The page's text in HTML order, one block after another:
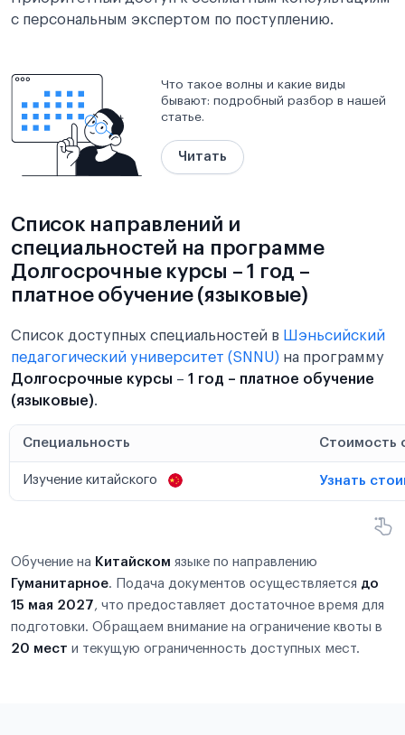
с персональным экспертом по поступлению.
Что такое волны и какие виды
бывают: подробный разбор в нашей
статье.
Читать
Список направлений и
специальностей на программе
Долгосрочные курсы – 1 год –
платное обучение (языковые)
Список доступных специальностей в Шэньсийский
педагогический университет (SNNU) на программу
Долгосрочные курсы – 1 год – платное обучение
(языковые).
Специальность Стоимость
Изучение китайского Узнать
Обучение на Китайском языке по направлению
Гуманитарное. Подача документов осуществляется до
15 мая 2027, что предоставляет достаточное время для
подготовки. Обращаем внимание на ограничение квоты в
20 мест и текущую ограниченность доступных мест.